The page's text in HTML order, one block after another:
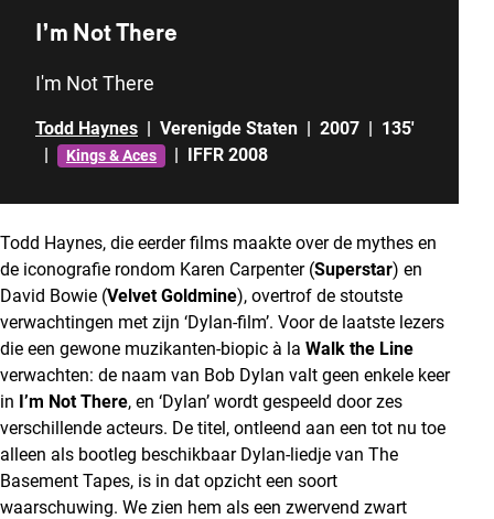
I’m Not There
I'm Not There
Todd Haynes | Verenigde Staten | 2007 | 135'
|
Kings & Aces | IFFR 2008
Todd Haynes, die eerder films maakte over de mythes en
de iconografie rondom Karen Carpenter (Superstar) en
David Bowie (Velvet Goldmine), overtrof de stoutste
verwachtingen met zijn ‘Dylan-film’. Voor de laatste lezers
die een gewone muzikanten-biopic à la Walk the Line
verwachten: de naam van Bob Dylan valt geen enkele keer
in I’m Not There, en ‘Dylan’ wordt gespeeld door zes
verschillende acteurs. De titel, ontleend aan een tot nu toe
alleen als bootleg beschikbaar Dylan-liedje van The
Basement Tapes, is in dat opzicht een soort
waarschuwing. We zien hem als een zwervend zwart